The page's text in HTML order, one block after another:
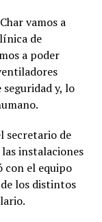
vamos a
de
a poder
y, lo
secretario de
instalaciones
con el equipo
los distintos